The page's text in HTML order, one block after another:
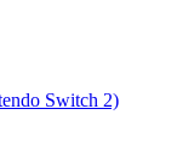
Switch 2)